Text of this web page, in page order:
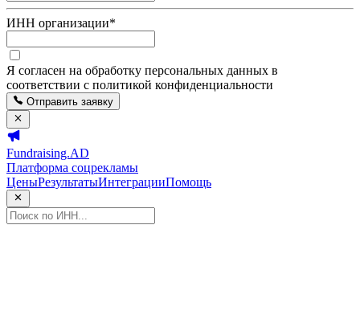
ИНН организации*
Я согласен на обработку персональных данных в
соответствии с политикой конфиденциальности
Отправить заявку
Fundraising.AD
Платформа соцрекламы
ЦеныРезультатыИнтеграцииПомощь